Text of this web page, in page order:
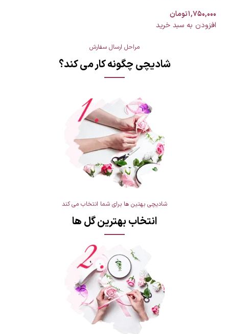
۱,۷۵۰,۰۰۰تومان
افزودن به سبد خرید
مراحل ارسال سفارش
شادیچی چگونه کار می کند؟
شادیچی بهتین ها برای شما انتخاب می کند
انتخاب بهترین گل ها